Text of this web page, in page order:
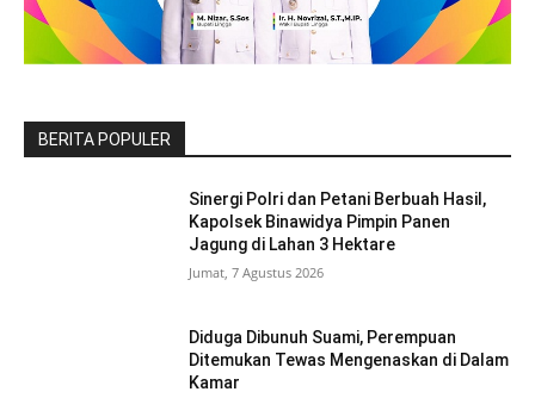
BERITA POPULER
Sinergi Polri dan Petani Berbuah Hasil,
Kapolsek Binawidya Pimpin Panen
Jagung di Lahan 3 Hektare
Jumat, 7 Agustus 2026
Diduga Dibunuh Suami, Perempuan
Ditemukan Tewas Mengenaskan di Dalam
Kamar